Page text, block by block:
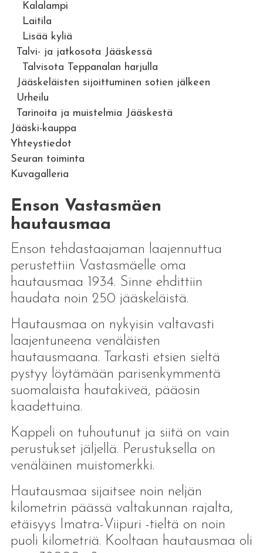
Kalalampi
Laitila
Lisää kyliä
Talvi- ja jatkosota Jääskessä
Talvisota Teppanalan harjulla
Jääskeläisten sijoittuminen sotien jälkeen
Urheilu
Tarinoita ja muistelmia Jääskestä
Jääski-kauppa
Yhteystiedot
Seuran toiminta
Kuvagalleria
Enson Vastasmäen
hautausmaa
Enson tehdastaajaman laajennuttua
perustettiin Vastasmäelle oma
hautausmaa 1934. Sinne ehdittiin
haudata noin 250 jääskeläistä.
Hautausmaa on nykyisin valtavasti
laajentuneena venäläisten
hautausmaana. Tarkasti etsien sieltä
pystyy löytämään parisenkymmentä
suomalaista hautakiveä, pääosin
kaadettuina.
Kappeli on tuhoutunut ja siitä on vain
perustukset jäljellä. Perustuksella on
venäläinen muistomerkki.
Hautausmaa sijaitsee noin neljän
kilometrin päässä valtakunnan rajalta,
etäisyys Imatra-Viipuri -tieltä on noin
puoli kilometriä. Kooltaan hautausmaa oli